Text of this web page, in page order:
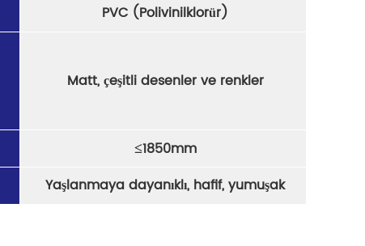
PVC (Polivinilklorür)
Matt, çeşitli desenler ve renkler
≤1850mm
Yaşlanmaya dayanıklı, hafif, yumuşak